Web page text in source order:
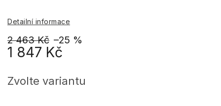
2 463 Kč –25 %
1 847 Kč
cena:
Zvolte variantu
Detailní informace